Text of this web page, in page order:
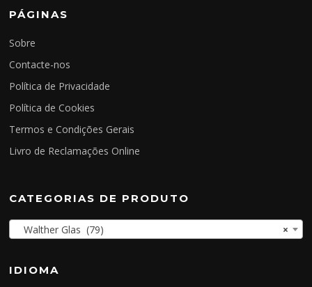
PÁGINAS
Sobre
Contacte-nos
Política de Privacidade
Política de Cookies
Termos e Condições Gerais
Livro de Reclamações Online
CATEGORIAS DE PRODUTO
×
Walther Glas (79)
IDIOMA